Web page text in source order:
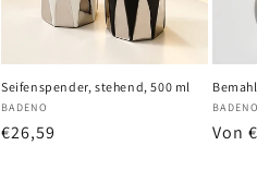
Seifenspender, stehend, 500 ml
Anbieter:
BADENO
Normaler
€26,59 Von